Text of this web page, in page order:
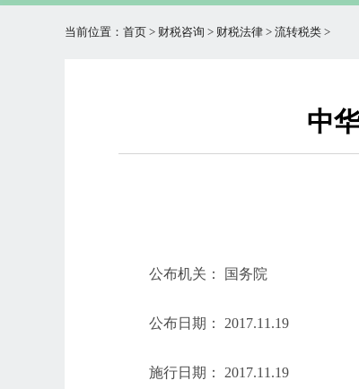
当前位置： 首页 > 财税咨询 > 财税法律 > 流转税类 >
中
公布机关： 国务院
公布日期： 2017.11.19
施行日期： 2017.11.19